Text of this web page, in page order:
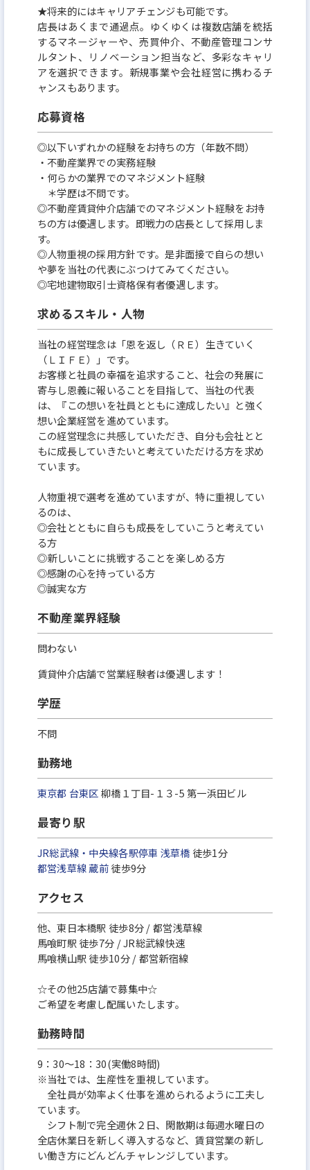
★将来的にはキャリアチェンジも可能です。
店長はあくまで通過点。ゆくゆくは複数店舗を統括
するマネージャーや、売買仲介、不動産管理コンサ
ルタント、リノベーション担当など、多彩なキャリ
アを選択できます。新規事業や会社経営に携わるチ
ャンスもあります。
応募資格
◎以下いずれかの経験をお持ちの方（年数不問）
・不動産業界での実務経験
・何らかの業界でのマネジメント経験
＊学歴は不問です。
◎不動産賃貸仲介店舗でのマネジメント経験をお持
ちの方は優遇します。即戦力の店長として採用しま
す。
◎人物重視の採用方針です。是非面接で自らの想い
や夢を当社の代表にぶつけてみてください。
◎宅地建物取引士資格保有者優遇します。
求めるスキル・人物
当社の経営理念は「恩を返し（ＲＥ）生きていく
（ＬＩＦＥ）」です。
お客様と社員の幸福を追求すること、社会の発展に
寄与し恩義に報いることを目指して、当社の代表
は、『この想いを社員とともに達成したい』と強く
想い企業経営を進めています。
この経営理念に共感していただき、自分も会社とと
もに成長していきたいと考えていただける方を求め
ています。
人物重視で選考を進めていますが、特に重視してい
るのは、
◎会社とともに自らも成長をしていこうと考えてい
る方
◎新しいことに挑戦することを楽しめる方
◎感謝の心を持っている方
◎誠実な方
不動産業界経験
問わない
賃貸仲介店舗で営業経験者は優遇します！
学歴
不問
勤務地
東京都 台東区柳橋１丁目-１３-5 第一浜田ビル
最寄り駅
JR総武線・中央線各駅停車 浅草橋 徒歩1分
都営浅草線蔵前徒歩9分
アクセス
他、東日本橋駅 徒歩8分 / 都営浅草線
馬喰町駅 徒歩7分 / JR総武線快速
馬喰横山駅 徒歩10分 / 都営新宿線
☆その他25店舗で募集中☆
ご希望を考慮し配属いたします。
勤務時間
9：30〜18：30(実働8時間)
※当社では、生産性を重視しています。
全社員が効率よく仕事を進められるように工夫し
ています。
シフト制で完全週休２日、閑散期は毎週水曜日の
全店休業日を新しく導入するなど、賃貸営業の新し
い働き方にどんどんチャレンジしています。